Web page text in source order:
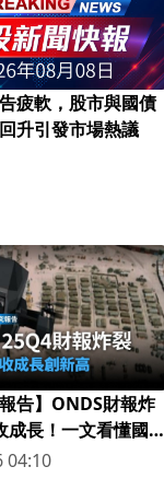
疲軟，股市與國債
升引發市場熱議
告】ONDS財報炸
成長！一文看懂國防
04:10